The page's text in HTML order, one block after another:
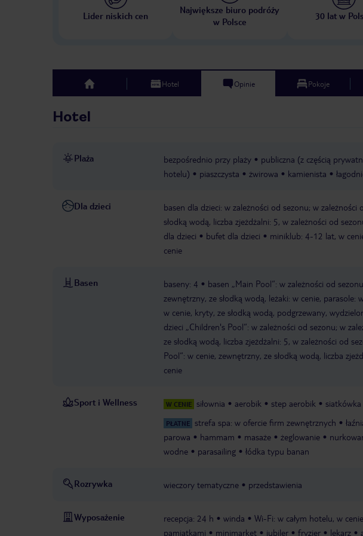
Lider niskich cen
Największe biuro podróży
w Polsce
30 lat w
top Hotel Opinie Pokoje
Hotel
Plaża bezpośrednio przy plaży
publiczna (z częścią
hotelu)
piaszczysta żwirowa kamienista
Dla dzieci
basen dla dzieci: w zależności od sezonu; w
słodką wodą, liczba zjeżdżalni: 5, w zależności od
dla dzieci
bufet dla dzieci miniklub: 4-12 lat, w
cenie
Basen baseny: 4
basen „Main Pool“: w zależności od
zewnętrzny, ze słodką wodą, leżaki: w cenie, parasole:
w cenie, kryty, ze słodką wodą, podgrzewany,
dzieci „Children's Pool“: w zależności od sezonu; w
ze słodką wodą, liczba zjeżdżalni: 5, w zależności od
Pool“: w cenie, zewnętrzny, ze słodką wodą, liczba
cenie
Sport i Wellness W CENIE siłownia aerobik step aerobik
PŁATNE strefa spa: w ofercie firm zewnętrznych
parowa
hammam masaże żeglowanie
wodne
parasailing łódka typu banan
Rozrywka wieczory tematyczne przedstawienia
Wyposażenie recepcja: 24 h winda Wi-Fi: w całym hotelu, w cenie
pamiątkami
minimarket jubiler fryzjer lekarz